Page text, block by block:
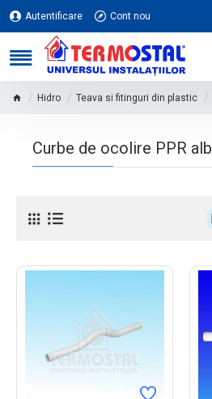
Autentificare Cont nou
Hidro Teava si fitinguri din plastic
Curbe de ocolire PPR alb